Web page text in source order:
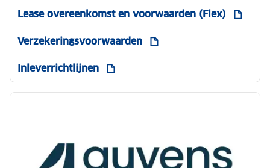
Lease overeenkomst en voorwaarden (Flex)
Verzekeringsvoorwaarden
Inleverrichtlijnen